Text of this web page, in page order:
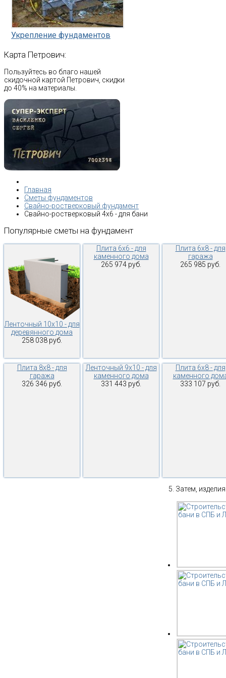
Укрепление фундаментов
Карта Петрович:
Пользуйтесь во благо нашей
скидочной картой Петрович, скидки
до 40% на материалы.
Главная
Сметы фундаментов
Свайно-ростверковый фундамент
Свайно-ростверковый 4х6 - для бани
Популярные сметы на фундамент
Ленточный 10х10 - для
деревянного дома
258 038 руб.
Плита 6х6 - для
каменного дома
265 974 руб.
Плита 6х8 - для
гаража
265 985 руб.
Плита 8х8 - для
гаража
326 346 руб.
Ленточный 9х10 - для
каменного дома
331 443 руб.
Плита 6х8 - для
каменного
333 107 руб.
Затем,